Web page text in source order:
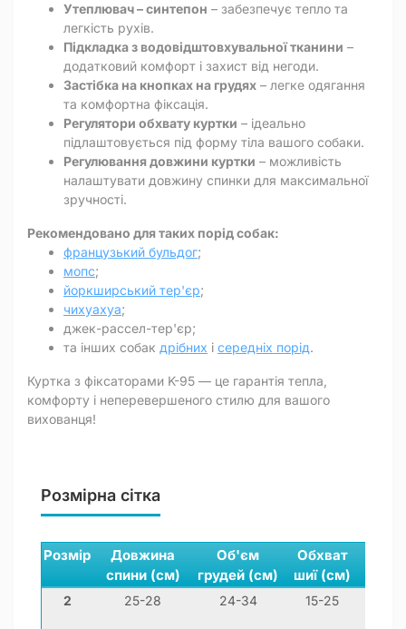
Утеплювач – синтепон – забезпечує тепло та
легкість рухів.
Підкладка з водовідштовхувальної тканини –
додатковий комфорт і захист від негоди.
Застібка на кнопках на грудях – легке одягання
та комфортна фіксація.
Регулятори обхвату куртки – ідеально
підлаштовується під форму тіла вашого собаки.
Регулювання довжини куртки – можливість
налаштувати довжину спинки для максимальної
зручності.
Рекомендовано для таких порід собак:
французький бульдог;
мопс;
йоркширський тер'єр;
чихуахуа;
джек-рассел-тер'єр;
та інших собак дрібних і середніх порід.
Куртка з фіксаторами K-95 — це гарантія тепла,
комфорту і неперевершеного стилю для вашого
вихованця!
Розмірна сітка
Розмір
Довжина
спини (см)
Об'єм
грудей (см)
Обхват
шиї (см)
2 25-28 24-34 15-25